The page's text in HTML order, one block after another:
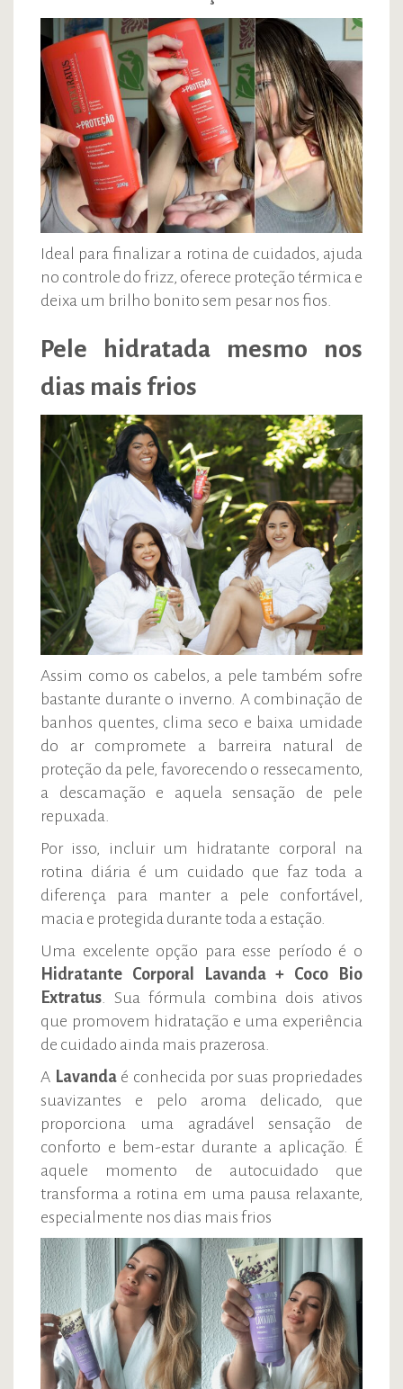
Ideal para finalizar a rotina de cuidados, ajuda
no controle do frizz, oferece proteção térmica e
deixa um brilho bonito sem pesar nos fios.
Pele hidratada mesmo nos
dias mais frios
Assim como os cabelos, a pele também sofre
bastante durante o inverno. A combinação de
banhos quentes, clima seco e baixa umidade
do ar compromete a barreira natural de
proteção da pele, favorecendo o ressecamento,
a descamação e aquela sensação de pele
repuxada.
Por isso, incluir um hidratante corporal na
rotina diária é um cuidado que faz toda a
diferença para manter a pele confortável,
macia e protegida durante toda a estação.
Uma excelente opção para esse período é o
Hidratante Corporal Lavanda + Coco Bio
Extratus . Sua fórmula combina dois ativos
que promovem hidratação e uma experiência
de cuidado ainda mais prazerosa.
A Lavandaé conhecida por suas propriedades
suavizantes e pelo aroma delicado, que
proporciona uma agradável sensação de
conforto e bem-estar durante a aplicação. É
aquele momento de autocuidado que
transforma a rotina em uma pausa relaxante,
especialmente nos dias mais frios